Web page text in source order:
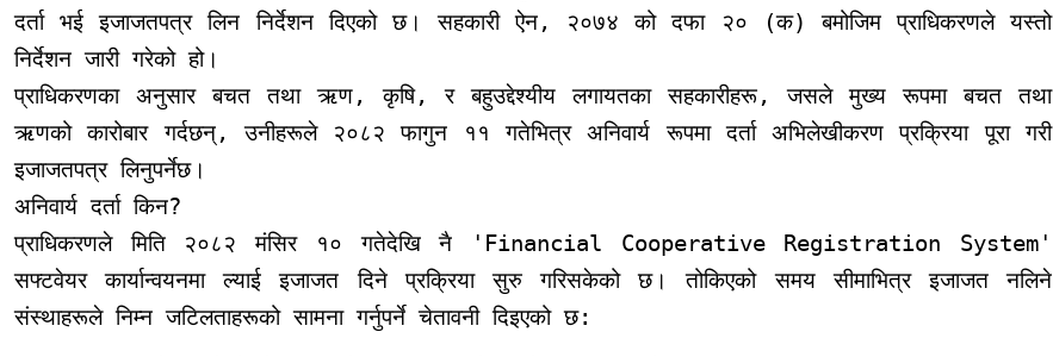
दर्ता भई इजाजतपत्र लिन निर्देशन दिएको छ। सहकारी ऐन, २०७४ को दफा २० (क) बमोजिम प्राधिकरणले यस्तो
निर्देशन जारी गरेको हो।
प्राधिकरणका अनुसार बचत तथा ऋण, कृषि, र बहुउद्देश्यीय लगायतका सहकारीहरू, जसले मुख्य रूपमा बचत तथा
ऋणको कारोबार गर्दछन्, उनीहरूले २०८२ फागुन ११ गतेभित्र अनिवार्य रूपमा दर्ता अभिलेखीकरण प्रक्रिया पूरा गरी
इजाजतपत्र लिनुपर्नेछ।
अनिवार्य दर्ता किन?
प्राधिकरणले मिति २०८२ मंसिर १० गतेदेखि नै 'Financial Cooperative Registration System'
सफ्टवेयर कार्यान्वयनमा ल्याई इजाजत दिने प्रक्रिया सुरु गरिसकेको छ। तोकिएको समय सीमाभित्र इजाजत नलिने
संस्थाहरूले निम्न जटिलताहरूको सामना गर्नुपर्ने चेतावनी दिइएको छ: